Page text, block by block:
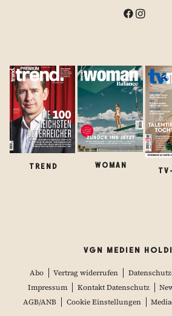
TREND WOMAN
VGN MEDIEN
Abo Vertrag widerrufen
Impressum
Kontakt Datenschutz
AGB/ANB
Cookie Einstellungen